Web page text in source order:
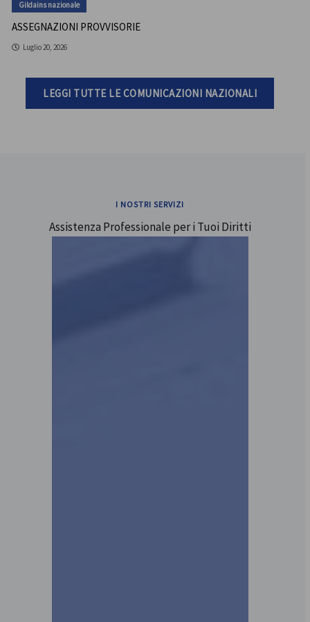
Gildains nazionale
ASSEGNAZIONI PROVVISORIE
Luglio 20, 2026
LEGGI TUTTE LE COMUNICAZIONI NAZIONALI
I NOSTRI SERVIZI
Assistenza Professionale per i Tuoi Diritti